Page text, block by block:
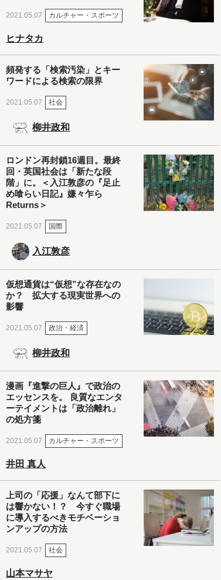
2021.05.07 カルチャー・スポーツ
ヒナタカ
頻発する「検索汚染」とキー
ワードによる検索の限界
2021.05.07 社会
柳井政和
ロンドン再封鎖16週目。最終
回・英国社会は「新たな段
階」に。＜入江敦彦の『足止
め喰らい日記』嫌々乍ら
Returns＞
2021.05.07 国際
入江敦彦
仮想通貨は“仮想”な存在なの
か？ 拡大する現実世界への
影響
2021.05.07 政治・経済
柳井政和
漫画『進撃の巨人』で政治の
エッセンスを。 良質なエンタ
ーテイメントは「政治離れ」
の処方箋
2021.05.07 カルチャー・スポーツ
井田 真人
上司の「応援」なんて部下に
は響かない！？ 今すぐ職場
に導入するべきモチベーショ
ンアップの方法
2021.05.07 社会
山本マサヤ